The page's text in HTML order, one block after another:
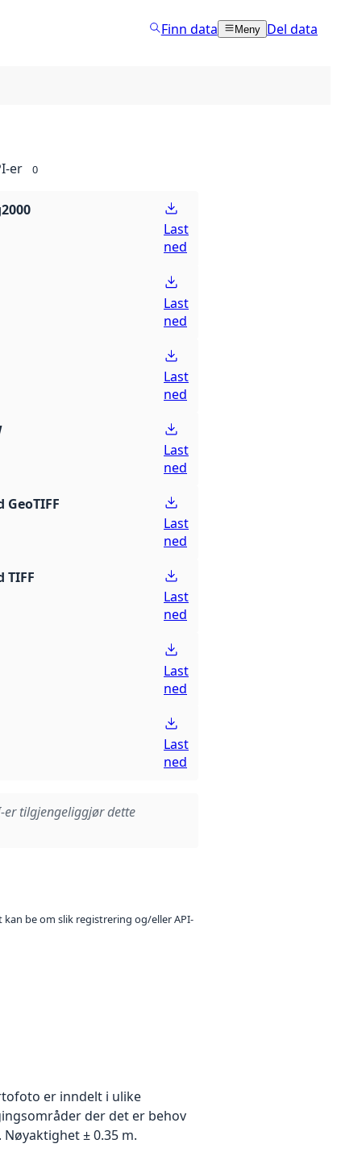
Finn data Meny Del data
er 0
Last
ned
Last
ned
Last
ned
Last
ned
GeoTIFF
Last
ned
TIFF
Last
ned
Last
ned
Last
ned
er tilgjengeliggjør dette
be om slik registrering og/eller API-
er inndelt i ulike
der det er behov
± 0.35 m.